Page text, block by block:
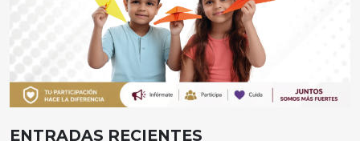
ENTRADAS RECIENTES